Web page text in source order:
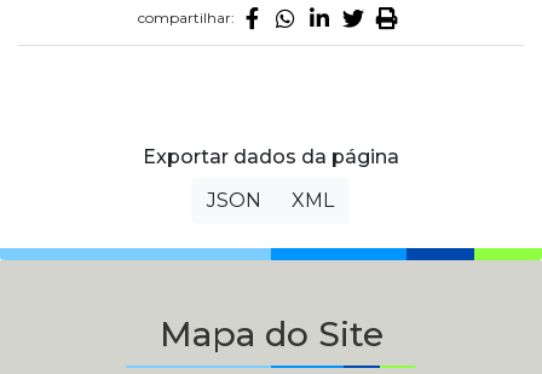
compartilhar:
Exportar dados da página
JSON
XML
Mapa do Site